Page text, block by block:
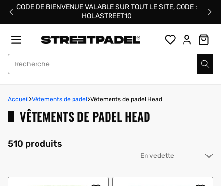
PasserCODE DE BIENVENUE VALABLE SUR TOUT LE SITE, CODE :
HOLASTREET10
Street Padel
Accueil Vêtements de padel Vêtements de padel Head
VÊTEMENTS DE PADEL HEAD
510 produits
: